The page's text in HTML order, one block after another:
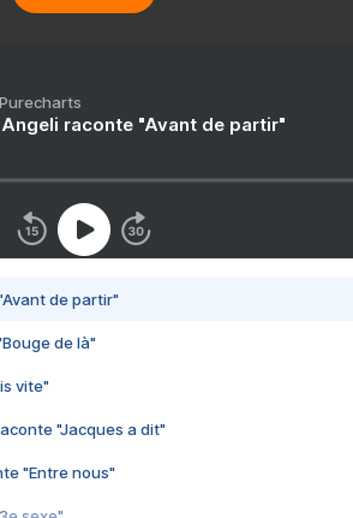
Angeli raconte "Avant de partir"
de partir"
de là"
vite"
"Jacques a dit"
"Entre nous"